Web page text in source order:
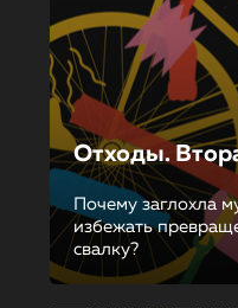
Отходы.
Почему заглохла
избежать
свалку?